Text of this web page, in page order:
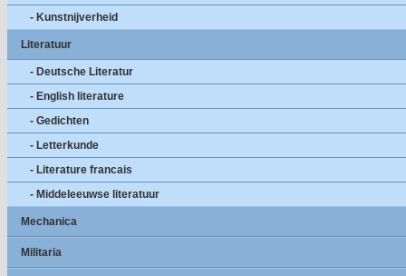
- Kunstnijverheid
Literatuur
- Deutsche Literatur
- English literature
- Gedichten
- Letterkunde
- Literature francais
- Middeleeuwse literatuur
Mechanica
Militaria